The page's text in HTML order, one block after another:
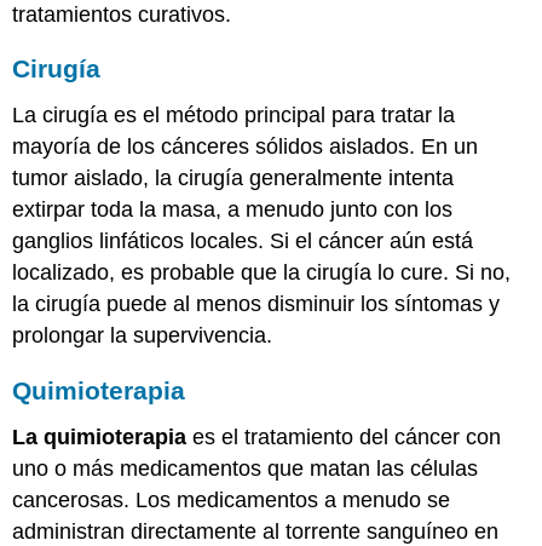
tratamientos curativos.
Cirugía
La cirugía es el método principal para tratar la
mayoría de los cánceres sólidos aislados. En un
tumor aislado, la cirugía generalmente intenta
extirpar toda la masa, a menudo junto con los
ganglios linfáticos locales. Si el cáncer aún está
localizado, es probable que la cirugía lo cure. Si no,
la cirugía puede al menos disminuir los síntomas y
prolongar la supervivencia.
Quimioterapia
La quimioterapia es el tratamiento del cáncer con
uno o más medicamentos que matan las células
cancerosas. Los medicamentos a menudo se
administran directamente al torrente sanguíneo en